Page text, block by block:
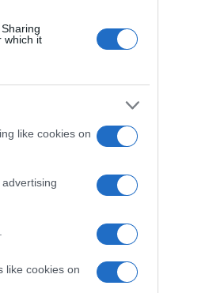
which it
like cookies on
like cookies on
a
Chi
sicuro